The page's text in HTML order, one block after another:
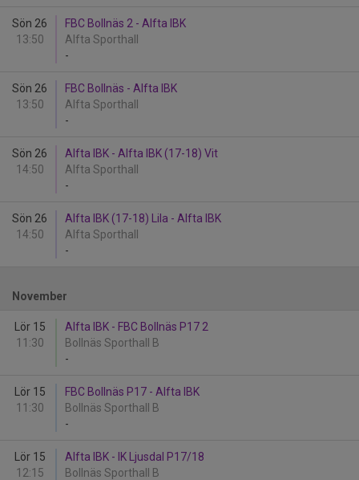
Sön 26
13:50
FBC Bollnäs 2 - Alfta IBK
Alfta Sporthall
-
Sön 26
13:50
FBC Bollnäs - Alfta IBK
Alfta Sporthall
-
Sön 26
14:50
Alfta IBK - Alfta IBK (17-18) Vit
Alfta Sporthall
-
Sön 26
14:50
Alfta IBK (17-18) Lila - Alfta IBK
Alfta Sporthall
-
November
Lör 15
11:30
Alfta IBK - FBC Bollnäs P17 2
Bollnäs Sporthall B
-
Lör 15
11:30
FBC Bollnäs P17 - Alfta IBK
Bollnäs Sporthall B
-
Lör 15
12:15
Alfta IBK - IK Ljusdal P17/18
Bollnäs Sporthall B